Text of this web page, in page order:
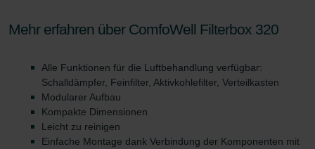
Mehr erfahren über ComfoWell Filterbox 320
Alle Funktionen für die Luftbehandlung verfügbar:
Schalldämpfer, Feinfilter, Aktivkohlefilter, Verteilkasten
Modularer Aufbau
Kompakte Dimensionen
Leicht zu reinigen
Einfache Montage dank Verbindung der Komponenten mit